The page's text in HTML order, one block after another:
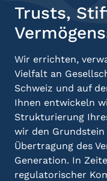
Trusts,
Wir errichten,
Vielfalt an
Schweiz und auf
Ihnen entwickeln
Strukturierung
wir den
Übertragung des
Generation. In
regulatorischer